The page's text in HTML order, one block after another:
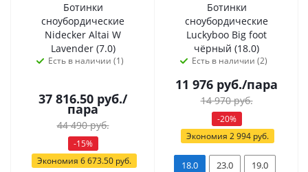
Ботинки
сноубордические
Nidecker Altai W
Lavender (7.0)
Есть в наличии (1)
37 816.50 руб./
пара
44 490руб.
-15%
Экономия 6 673.50руб.
Ботинки
сноубордические
Luckyboo Big foot
чёрный (18.0)
Есть в наличии (2)
11 976 руб./пара
14 970руб.
-20%
Экономия 2 994 руб.
18.0 23.0
19.0